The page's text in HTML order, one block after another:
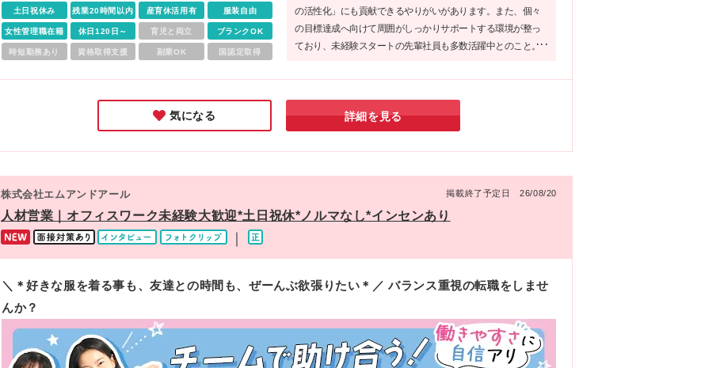
月最大20万円位になることもあります。 ◆営業のSさんからのメッセージ 「インセンティブは月最大で20
万円くらいになることもあるため、私は固定給は全部貯金して、住居費以外の生活費はインセンティブだけ
で暮らしています」
土日祝休み 残業20時間以内 産育休活用有 服装自由
女性管理職在籍 休日120日～ 育児と両立 ブランクOK
時短勤務あり 資格取得支援 副業OK 国認定取得
の活性化」にも貢献できるやりがいがあります。また、個々
の目標達成へ向けて周囲がしっかりサポートする環境が整っ
ており、未経験スタートの先輩社員も多数活躍中とのこと。
きる「ちょっとレアなお仕事」にチャレンジしたい方にはオ
ススメです♪
気になる 詳細を見る
株式会社エムアンドアール 掲載終了予定日 26/08/20
人材営業｜オフィスワーク未経験大歓迎*土日祝休*ノルマなし*インセンあり
＼＊好きな服を着る事も、友達との時間も、ぜーんぶ欲張りたい＊／ バランス重視の転職をしませ
んか？